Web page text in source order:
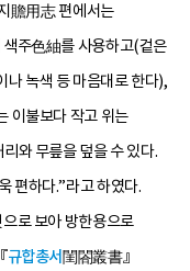
贍用志 편에서는
색주色紬를 사용하고(겉은
나 녹색 등 마음대로 한다),
이불보다 작고 위는
와 무릎을 덮을 수 있다.
편하다.”라고 하였다.
로 보아 방한용으로
규합총서閨閤叢書』